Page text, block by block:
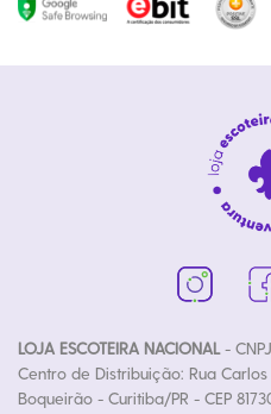
LOJA ESCOTEIRA NACIONAL-
Centro de Distribuição: Rua Carlos
Boqueirão - Curitiba/PR - CEP